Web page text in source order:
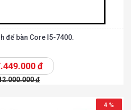
để bàn Core I5-7400.
đ
đ
4 %